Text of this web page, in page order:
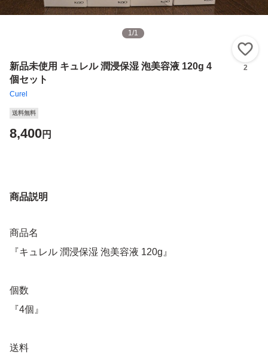
1/1
新品未使用 キュレル 潤浸保湿 泡美容液 120g 4
個セット
Curel
2
送料無料
8,400円
商品説明
商品名
『キュレル 潤浸保湿 泡美容液 120g』
個数
『4個』
送料